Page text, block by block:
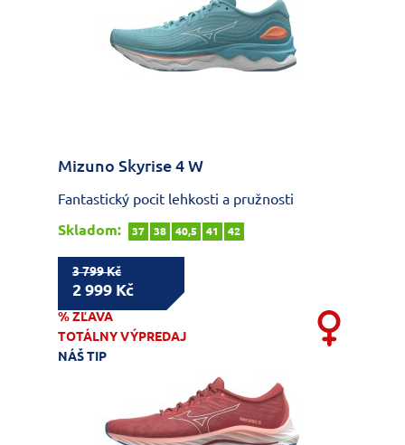
Mizuno Skyrise 4 W
Fantastický pocit lehkosti a pružnosti
Skladom:
37 38 40,5 41 42
3 799 Kč
2 999 Kč
% ZĽAVA
TOTÁLNY VÝPREDAJ
NÁŠ TIP